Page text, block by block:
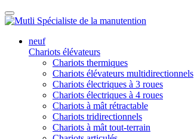
neuf
Chariots élévateurs
Chariots thermiques
Chariots élévateurs multidirectionnels
Chariots électriques à 3 roues
Chariots électriques à 4 roues
Chariots à mât rétractable
Chariots tridirectionnels
Chariots à mât tout-terrain